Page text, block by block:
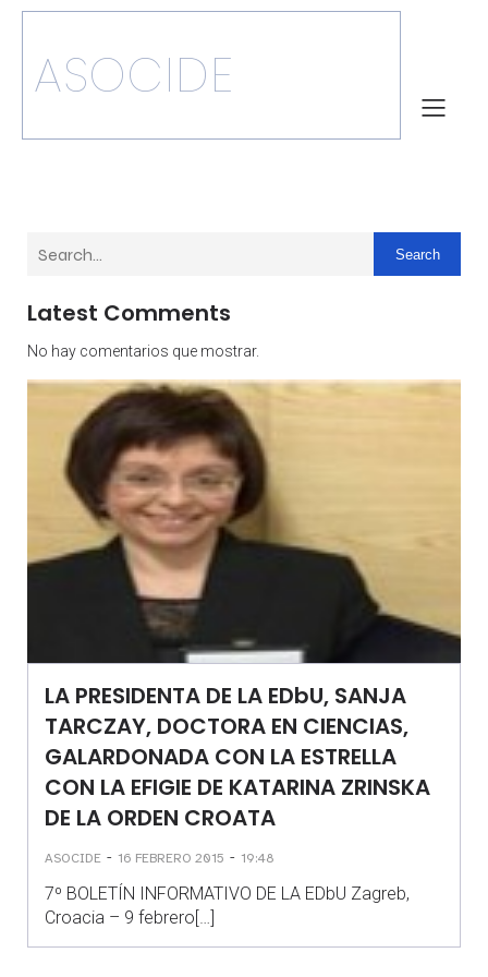
ASOCIDE
Search
Latest Comments
No hay comentarios que mostrar.
LA PRESIDENTA DE LA EDbU, SANJA
TARCZAY, DOCTORA EN CIENCIAS,
GALARDONADA CON LA ESTRELLA
CON LA EFIGIE DE KATARINA ZRINSKA
DE LA ORDEN CROATA
ASOCIDE - 16 FEBRERO 2015 - 19:48
7º BOLETÍN INFORMATIVO DE LA EDbU Zagreb,
Croacia – 9 febrero[…]